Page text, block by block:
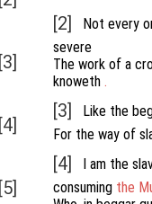
[3]
[4]
[5]
[2] Not every
severe
The work of a
knoweth .
[3] Like the
For the way of
[4] I am the
consuming the